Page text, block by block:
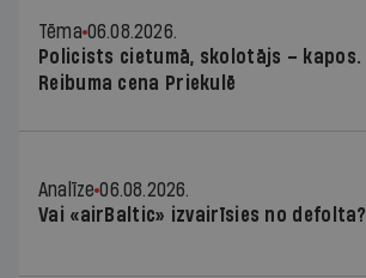
Tēma 06.08.2026.
Policists cietumā, skolotājs – kapos.
Reibuma cena Priekulē
Analīze 06.08.2026.
Vai «airBaltic» izvairīsies no defolta?